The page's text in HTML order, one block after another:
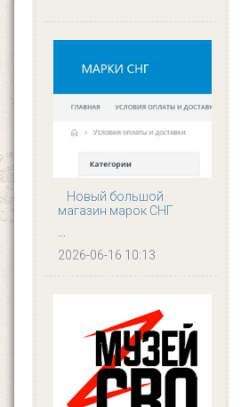
Новый большой
магазин марок СНГ
...
2026-06-16 10:13